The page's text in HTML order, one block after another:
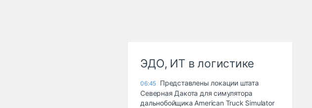
ЭДО, ИТ в логистике
06:45 Представлены локации штата
Северная Дакота для симулятора
дальнобойщика American Truck Simulator